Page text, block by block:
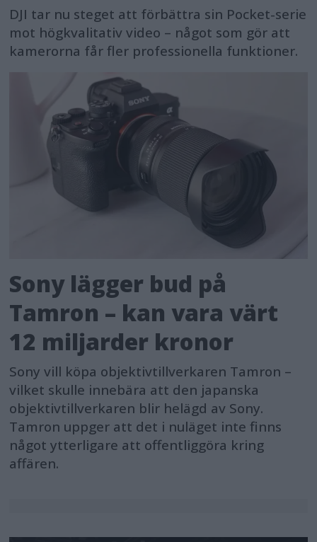
DJI tar nu steget att förbättra sin Pocket-serie
mot högkvalitativ video – något som gör att
kamerorna får fler professionella funktioner.
Sony lägger bud på
Tamron – kan vara värt
12 miljarder kronor
Sony vill köpa objektivtillverkaren Tamron –
vilket skulle innebära att den japanska
objektivtillverkaren blir helägd av Sony.
Tamron uppger att det i nuläget inte finns
något ytterligare att offentliggöra kring
affären.